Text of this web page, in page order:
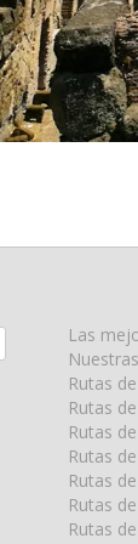
Las
Rutas
Rutas
Rutas
Rutas
Rutas
Rutas
Rutas